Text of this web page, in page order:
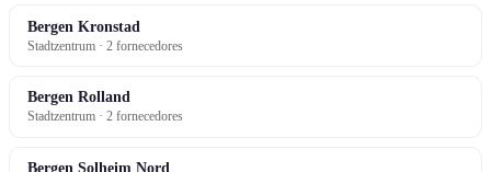
Bergen Kronstad
Stadtzentrum · 2 fornecedores
Bergen Rolland
Stadtzentrum · 2 fornecedores
Bergen Solheim Nord